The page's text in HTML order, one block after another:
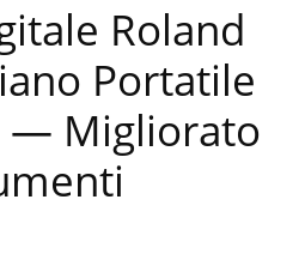
Roland
Portatile
— Migliorato